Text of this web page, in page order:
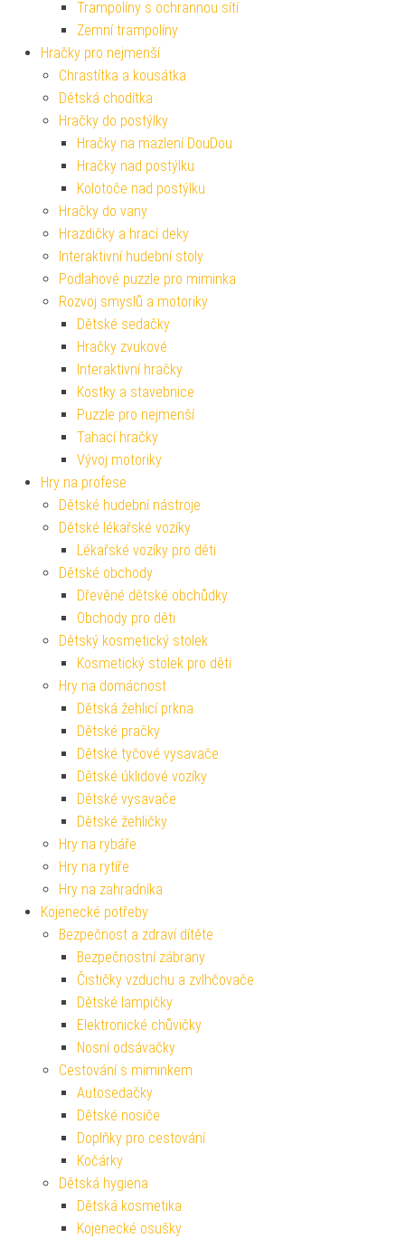
Trampolíny s ochrannou sítí
Zemní trampolíny
Hračky pro nejmenší
Chrastítka a kousátka
Dětská chodítka
Hračky do postýlky
Hračky na mazlení DouDou
Hračky nad postýlku
Kolotoče nad postýlku
Hračky do vany
Hrazdičky a hrací deky
Interaktivní hudební stoly
Podlahové puzzle pro miminka
Rozvoj smyslů a motoriky
Dětské sedačky
Hračky zvukové
Interaktivní hračky
Kostky a stavebnice
Puzzle pro nejmenší
Tahací hračky
Vývoj motoriky
Hry na profese
Dětské hudební nástroje
Dětské lékařské vozíky
Lékařské vozíky pro děti
Dětské obchody
Dřevěné dětské obchůdky
Obchody pro děti
Dětský kosmetický stolek
Kosmetický stolek pro děti
Hry na domácnost
Dětská žehlicí prkna
Dětské pračky
Dětské tyčové vysavače
Dětské úklidové vozíky
Dětské vysavače
Dětské žehličky
Hry na rybáře
Hry na rytíře
Hry na zahradníka
Kojenecké potřeby
Bezpečnost a zdraví dítěte
Bezpečnostní zábrany
Čističky vzduchu a zvlhčovače
Dětské lampičky
Elektronické chůvičky
Nosní odsávačky
Cestování s miminkem
Autosedačky
Dětské nosiče
Doplňky pro cestování
Kočárky
Dětská hygiena
Dětská kosmetika
Kojenecké osušky